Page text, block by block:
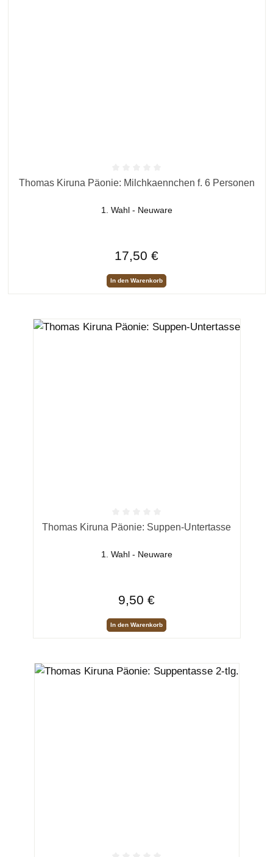
Durchschnittliche Bewertung von 0 von 5 Sternen
Thomas Kiruna Päonie: Milchkaennchen f. 6 Personen
1. Wahl - Neuware
17,50 €
In den Warenkorb
Durchschnittliche Bewertung von 0 von 5 Sternen
Thomas Kiruna Päonie: Suppen-Untertasse
1. Wahl - Neuware
9,50 €
In den Warenkorb